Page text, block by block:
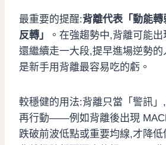
最重要的提醒:背離代表「動能
反轉」
。在強趨勢中,背離可能
還繼續走一大段,提早進場逆勢
是新手用背離最容易吃的虧。
較穩健的用法:背離只當「警訊
再行動——例如背離後出現
跌破前波低點或重要均線,才降